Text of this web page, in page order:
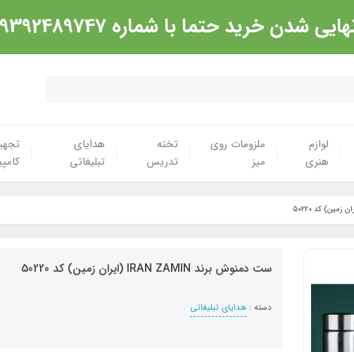
با شماره 09392489747 تماس گرفته شود. ارادت
لوازم
هنری
ملزومات روی
میز
تخته
تدریس
هدایای
تبلیغاتی
ست دمنوش برند IRAN ZAMIN (ایران زمین) کد 50220
دسته : هدایای تبلیغاتی